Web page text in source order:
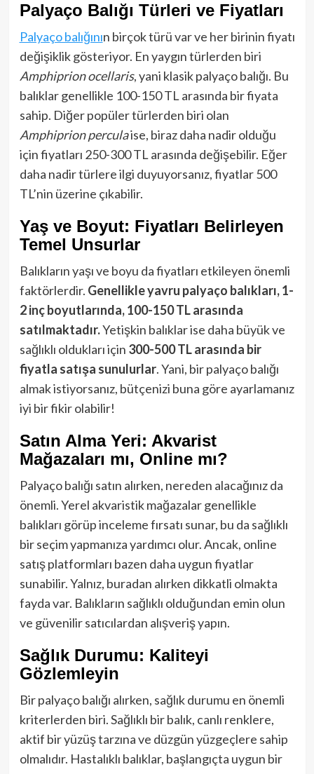
Palyaço Balığı Türleri ve Fiyatları
Palyaço balığının birçok türü var ve her birinin fiyatı
değişiklik gösteriyor. En yaygın türlerden biri
Amphiprion ocellaris, yani klasik palyaço balığı. Bu
balıklar genellikle 100-150 TL arasında bir fiyata
sahip. Diğer popüler türlerden biri olan
Amphiprion perculaise, biraz daha nadir olduğu
için fiyatları 250-300 TL arasında değişebilir. Eğer
daha nadir türlere ilgi duyuyorsanız, fiyatlar 500
TL’nin üzerine çıkabilir.
Yaş ve Boyut: Fiyatları Belirleyen
Temel Unsurlar
Balıkların yaşı ve boyu da fiyatları etkileyen önemli
faktörlerdir. Genellikle yavru palyaço balıkları, 1-
2 inç boyutlarında, 100-150 TL arasında
satılmaktadır.Yetişkin balıklar ise daha büyük ve
sağlıklı oldukları için 300-500 TL arasında bir
fiyatla satışa sunulurlar. Yani, bir palyaço balığı
almak istiyorsanız, bütçenizi buna göre ayarlamanız
iyi bir fikir olabilir!
Satın Alma Yeri: Akvarist
Mağazaları mı, Online mı?
Palyaço balığı satın alırken, nereden alacağınız da
önemli. Yerel akvaristik mağazalar genellikle
balıkları görüp inceleme fırsatı sunar, bu da sağlıklı
bir seçim yapmanıza yardımcı olur. Ancak, online
satış platformları bazen daha uygun fiyatlar
sunabilir. Yalnız, buradan alırken dikkatli olmakta
fayda var. Balıkların sağlıklı olduğundan emin olun
ve güvenilir satıcılardan alışveriş yapın.
Sağlık Durumu: Kaliteyi
Gözlemleyin
Bir palyaço balığı alırken, sağlık durumu en önemli
kriterlerden biri. Sağlıklı bir balık, canlı renklere,
aktif bir yüzüş tarzına ve düzgün yüzgeçlere sahip
olmalıdır. Hastalıklı balıklar, başlangıçta uygun bir